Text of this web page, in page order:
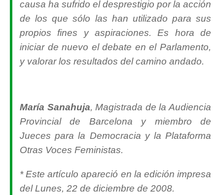
causa ha sufrido el desprestigio por la acción
de los que sólo las han utilizado para sus
propios fines y aspiraciones. Es hora de
iniciar de nuevo el debate en el Parlamento,
y valorar los resultados del camino andado.
María Sanahuja, Magistrada de la Audiencia
Provincial de Barcelona y miembro de
Jueces para la Democracia y la Plataforma
Otras Voces Feministas.
* Este artículo apareció en la edición impresa
del Lunes, 22 de diciembre de 2008.